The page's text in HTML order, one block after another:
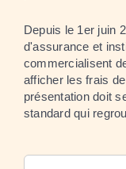
Depuis le 1er juin
d'assurance et
commercialisent
afficher les frais
présentation doit
standard qui